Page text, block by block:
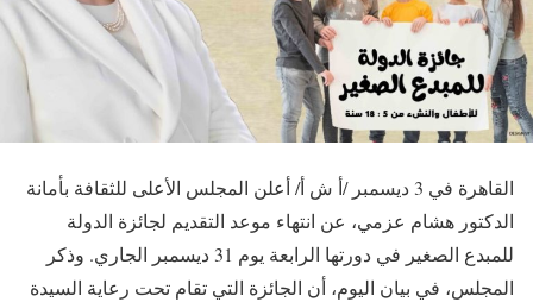
القاهرة في 3 ديسمبر /أ ش أ/ أعلن المجلس الأعلى للثقافة بأمانة
الدكتور هشام عزمي، عن انتهاء موعد التقديم لجائزة الدولة
للمبدع الصغير في دورتها الرابعة يوم 31 ديسمبر الجاري. وذكر
المجلس، في بيان اليوم، أن الجائزة التي تقام تحت رعاية السيدة